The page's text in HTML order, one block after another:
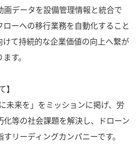
画データを設備管理情報と統合で
ローへの移行業務を自動化すること
けて持続的な企業価値の向上へ繋が
す。
】
未来を」をミッションに掲げ、労
等の社会課題を解決し、ドローン
リーディングカンパニーです。